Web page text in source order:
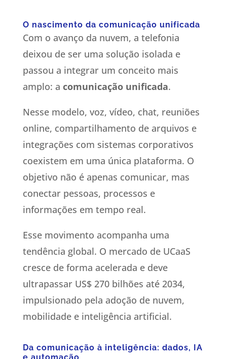
O nascimento da comunicação unificada
Com o avanço da nuvem, a telefonia
deixou de ser uma solução isolada e
passou a integrar um conceito mais
amplo: a comunicação unificada.
Nesse modelo, voz, vídeo, chat, reuniões
online, compartilhamento de arquivos e
integrações com sistemas corporativos
coexistem em uma única plataforma. O
objetivo não é apenas comunicar, mas
conectar pessoas, processos e
informações em tempo real.
Esse movimento acompanha uma
tendência global. O mercado de UCaaS
cresce de forma acelerada e deve
ultrapassar US$ 270 bilhões até 2034,
impulsionado pela adoção de nuvem,
mobilidade e inteligência artificial.
Da comunicação à inteligência: dados, IA
e automação